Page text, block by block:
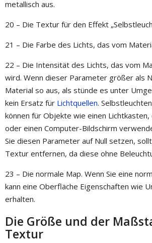
metallisch aus.
20 – Die Textur für den Effekt
21 – Die Farbe des Lichts, das vom
22 – Die Intensität des Lichts, das vom
wird. Wenn dieser Parameter größer als
Material so aus, als stünde es unter
kein Ersatz für Lichtquellen.
können für Objekte wie einen Lichtkasten,
oder einen Computer-Bildschirm
Sie diesen Parameter auf Null setzen,
Textur entfernen, da diese ohne
23 – Die normale Map. Wenn Sie eine
kann eine Oberfläche Eigenschaften wie
erhalten.
Die Größe und der
Textur